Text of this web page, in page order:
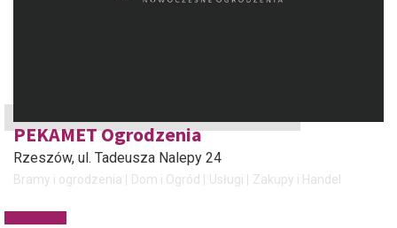
PEKAMET Ogrodzenia
Rzeszów, ul. Tadeusza Nalepy 24
Bramy i ogrodzenia Dom i Ogród Usługi Zakupy i Handel